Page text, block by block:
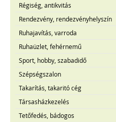
Régiség, antikvitás
Rendezvény, rendezvényhelyszín
Ruhajavítás, varroda
Ruhaüzlet, fehérnemű
Sport, hobby, szabadidő
Szépségszalon
Takarítás, takaritó cég
Társasházkezelés
Tetőfedés, bádogos